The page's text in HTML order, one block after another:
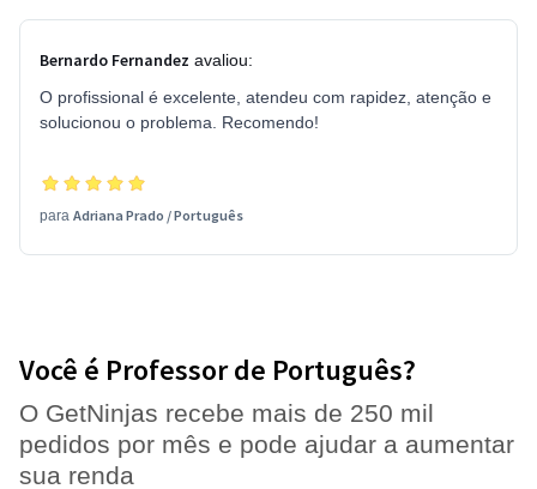
Bernardo Fernandez avaliou:
O profissional é excelente, atendeu com rapidez, atenção e
solucionou o problema. Recomendo!
para Adriana Prado /Português
Você é Professor de Português?
O GetNinjas recebe mais de 250 mil
pedidos por mês e pode ajudar a aumentar
sua renda